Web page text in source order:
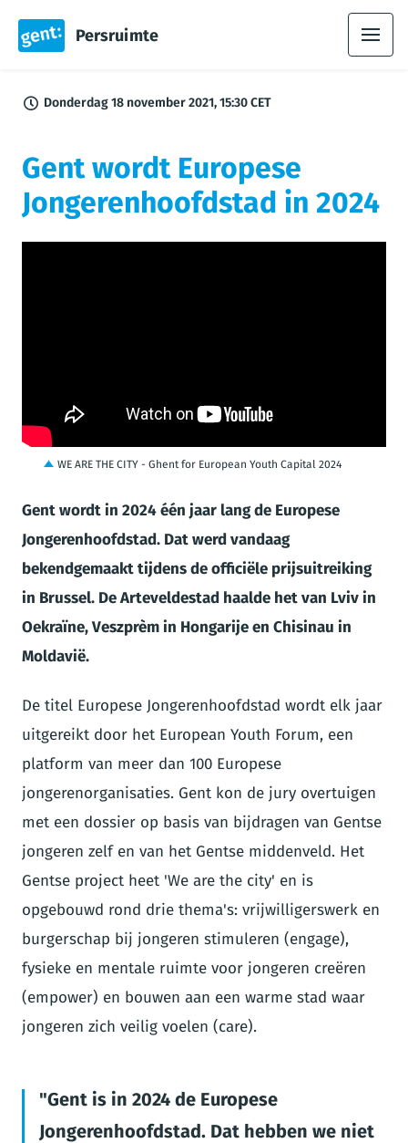
Persruimte
Donderdag 18 november 2021, 15:30 CET
Gent wordt Europese
Jongerenhoofdstad in 2024
WE ARE THE CITY - Ghent for European Youth Capital 2024
Gent wordt in 2024 één jaar lang de Europese
Jongerenhoofdstad. Dat werd vandaag
bekendgemaakt tijdens de officiële prijsuitreiking
in Brussel. De Arteveldestad haalde het van Lviv in
Oekraïne, Veszprèm in Hongarije en Chisinau in
Moldavië.
De titel Europese Jongerenhoofdstad wordt elk jaar
uitgereikt door het European Youth Forum, een
platform van meer dan 100 Europese
jongerenorganisaties. Gent kon de jury overtuigen
met een dossier op basis van bijdragen van Gentse
jongeren zelf en van het Gentse middenveld. Het
Gentse project heet 'We are the city' en is
opgebouwd rond drie thema's: vrijwilligerswerk en
burgerschap bij jongeren stimuleren (engage),
fysieke en mentale ruimte voor jongeren creëren
(empower) en bouwen aan een warme stad waar
jongeren zich veilig voelen (care).
Gent is in 2024 de Europese
Jongerenhoofdstad. Dat hebben we niet